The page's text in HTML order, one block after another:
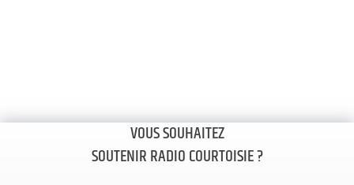
VOUS SOUHAITEZ
SOUTENIR RADIO COURTOISIE ?